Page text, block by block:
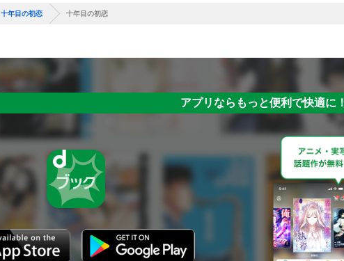
十年目の初恋 十年目の初恋
アプリならもっと便利で快適に！